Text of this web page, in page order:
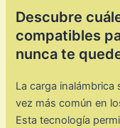
Descubre
compatibles
nunca te
La carga
vez más común en
Esta tecnología